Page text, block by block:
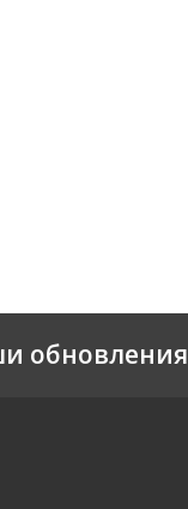
обновления